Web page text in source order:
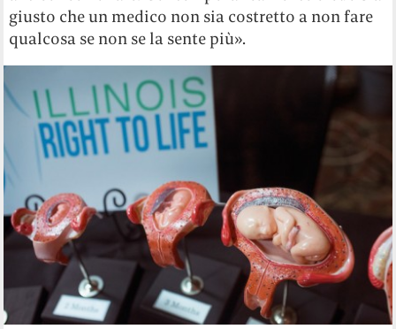
giusto che un medico non sia costretto a non fare
qualcosa se non se la sente più».